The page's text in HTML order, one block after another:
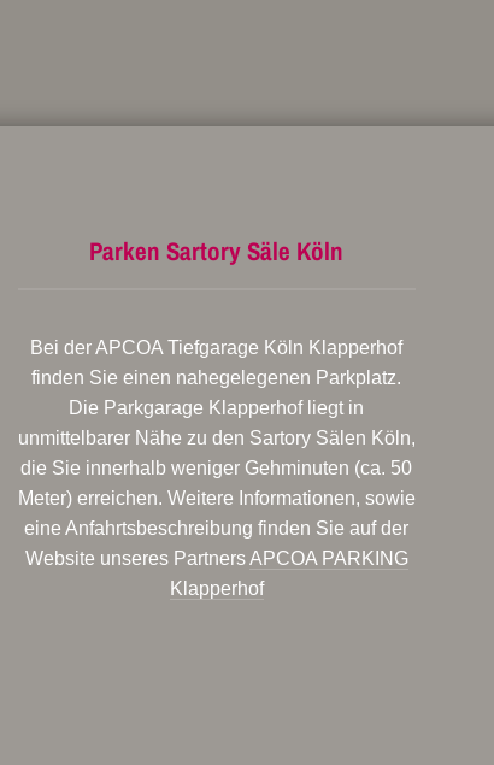
Parken Sartory Säle Köln
Bei der APCOA Tiefgarage Köln Klapperhof
finden Sie einen nahegelegenen Parkplatz.
Die Parkgarage Klapperhof liegt in
unmittelbarer Nähe zu den Sartory Sälen Köln,
die Sie innerhalb weniger Gehminuten (ca. 50
Meter) erreichen. Weitere Informationen, sowie
eine Anfahrtsbeschreibung finden Sie auf der
Website unseres PartnersAPCOA PARKING
Klapperhof